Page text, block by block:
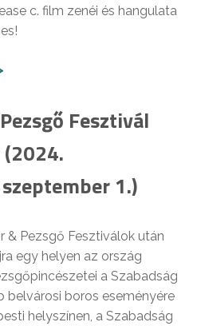
c. film zenéi és hangulata
Fesztivál
1.)
& Pezsgő Fesztiválok után
egy helyen az ország
a Szabadság
belvárosi boros eseményére
helyszínen, a Szabadság